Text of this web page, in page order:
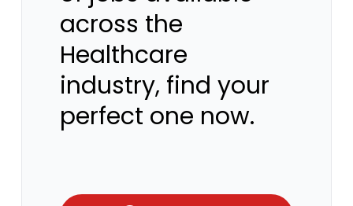
across the
Healthcare
industry, find your
perfect one now.